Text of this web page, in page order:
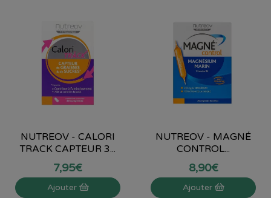
NUTREOV - CALORI
TRACK CAPTEUR 3...
7,95€
Ajouter
NUTREOV - MAGNÉ
CONTROL...
8,90€
Ajouter